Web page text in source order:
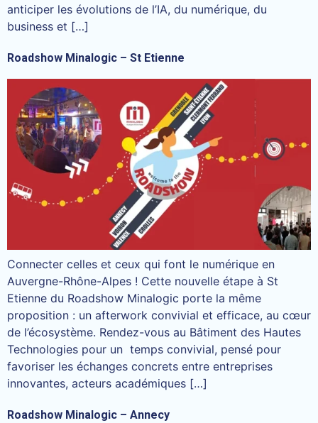
anticiper les évolutions de l’IA, du numérique, du
business et […]
Roadshow Minalogic – St Etienne
Connecter celles et ceux qui font le numérique en
Auvergne-Rhône-Alpes ! Cette nouvelle étape à St
Etienne du Roadshow Minalogic porte la même
proposition : un afterwork convivial et efficace, au cœur
de l’écosystème. Rendez-vous au Bâtiment des Hautes
Technologies pour un temps convivial, pensé pour
favoriser les échanges concrets entre entreprises
innovantes, acteurs académiques […]
Roadshow Minalogic – Annecy